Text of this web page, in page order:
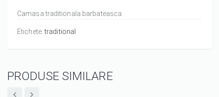
Camasa traditionala barbateasca
Etichete:traditional
PRODUSE SIMILARE